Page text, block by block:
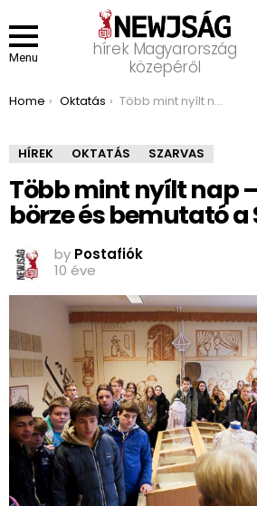
Menu
hírek Magyarország
közepéről
You are here:
Home Oktatás Több mint nyílt nap – szakmai börze és bemutató a Székelyben
HÍREK OKTATÁS SZARVAS
Több mint nyílt nap
börze és bemutató a
by Postafiók
10 éve